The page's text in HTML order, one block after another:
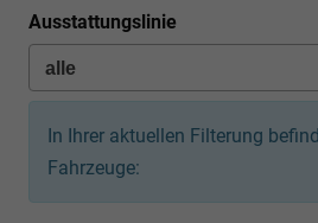
Ausstattungslinie
In Ihrer aktuellen Filterung
Fahrzeuge: